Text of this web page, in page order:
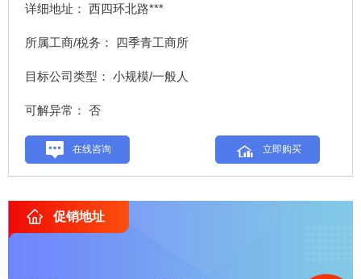
详细地址： 西四环北路***
所属工商/税务： 四季青工商所
目标公司类型： 小规模/一般人
可解异常： 否
在线咨询 立即购买
促销地址